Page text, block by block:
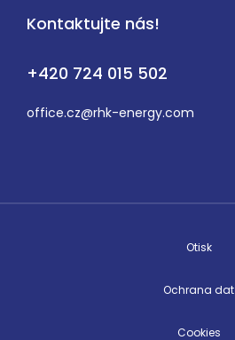
Kontaktujte nás!
+420 724 015 502
office.cz@rhk-energy.com
Otisk
Ochrana dat
Cookies